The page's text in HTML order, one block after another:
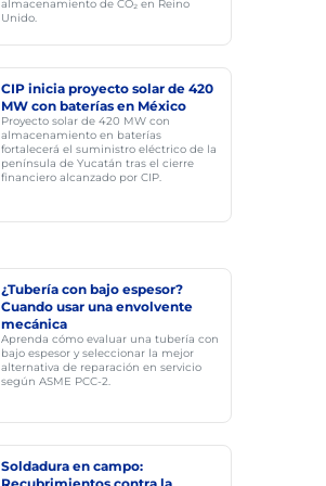
almacenamiento de CO₂ en Reino
Unido.
CIP inicia proyecto solar de 420
MW con baterías en México
Proyecto solar de 420 MW con
almacenamiento en baterías
fortalecerá el suministro eléctrico de la
península de Yucatán tras el cierre
financiero alcanzado por CIP.
¿Tubería con bajo espesor?
Cuando usar una envolvente
mecánica
Aprenda cómo evaluar una tubería con
bajo espesor y seleccionar la mejor
alternativa de reparación en servicio
según ASME PCC-2.
Soldadura en campo: